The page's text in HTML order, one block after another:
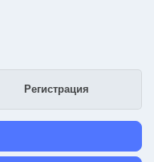
Регистрация